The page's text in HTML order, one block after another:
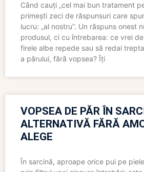
Când cauți „cel mai bun tratament
primești zeci de răspunsuri care
lucru: „al nostru”. Un răspuns onest
produsul, ci cu întrebarea: ce vrei
firele albe repede sau să redai
a părului, fără vopsea? Îți
VOPSEA DE PĂR ÎN
ALTERNATIVĂ FĂRĂ
ALEGE
În sarcină, aproape orice pui pe